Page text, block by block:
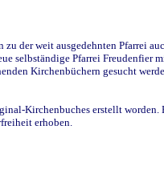
der weit ausgedehnten Pfarrei
selbständige Pfarrei Freudenfier
Kirchenbüchern gesucht
Kirchenbuches erstellt worden.
erhoben.